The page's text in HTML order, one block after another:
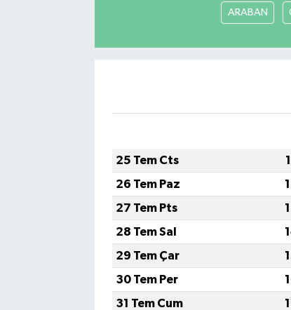
ARABAN
25 Tem Cts
26 Tem Paz
27 Tem Pts
28 Tem Sal
29 Tem Çar
30 Tem Per
31 Tem Cum